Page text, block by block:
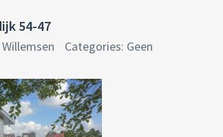
54-47
Categories: Geen